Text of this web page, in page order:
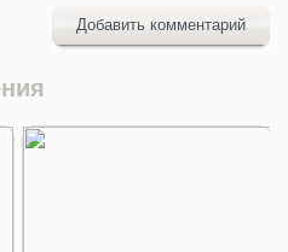
Добавить комментарий